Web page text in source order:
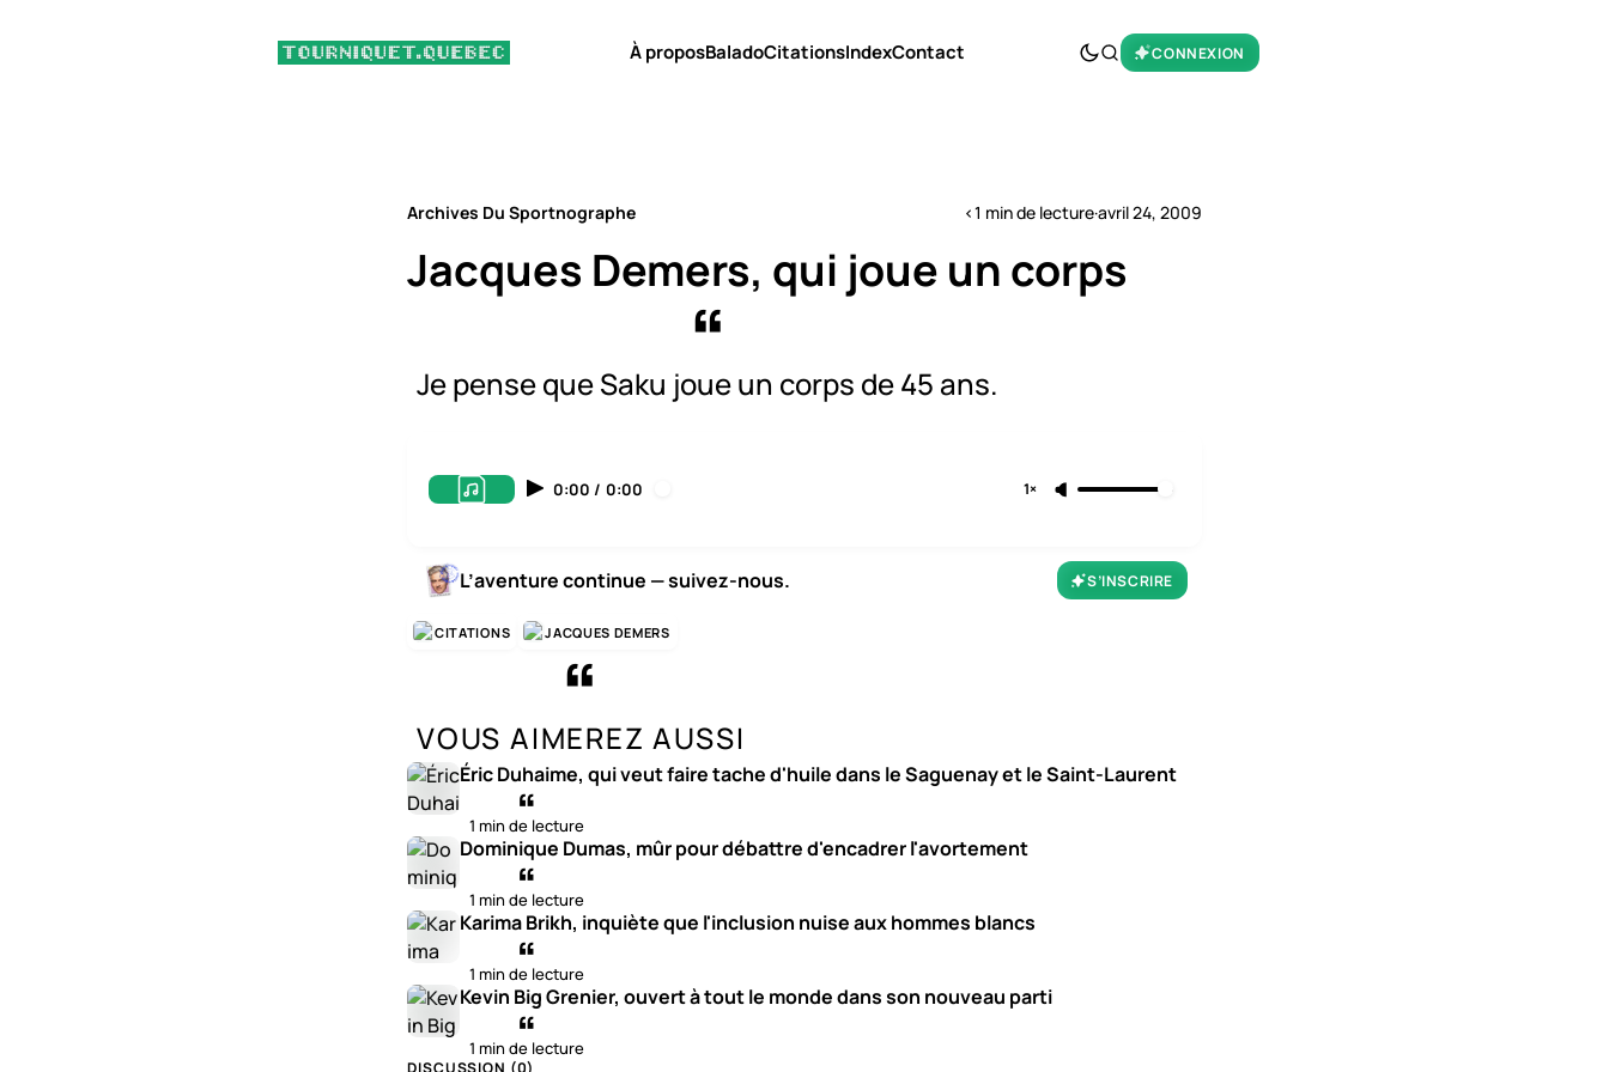
À proposBaladoCitationsIndexContact CONNEXION
Archives Du Sportnographe <1 min de lecture·avril 24, 2009
Jacques Demers, qui joue un corps
Je pense que Saku joue un corps de 45 ans.
0:00 / 0:00 1×
L’aventure continue — suivez-nous. S’INSCRIRE
CITATIONS JACQUES DEMERS
VOUS AIMEREZ AUSSI
Éric Duhaime, qui veut faire tache d'huile dans le Saguenay et le Saint-Laurent
1 min de lecture
Dominique Dumas, mûr pour débattre d'encadrer l'avortement
1 min de lecture
Karima Brikh, inquiète que l'inclusion nuise aux hommes blancs
1 min de lecture
Kevin Big Grenier, ouvert à tout le monde dans son nouveau parti
1 min de lecture
DISCUSSION (0)